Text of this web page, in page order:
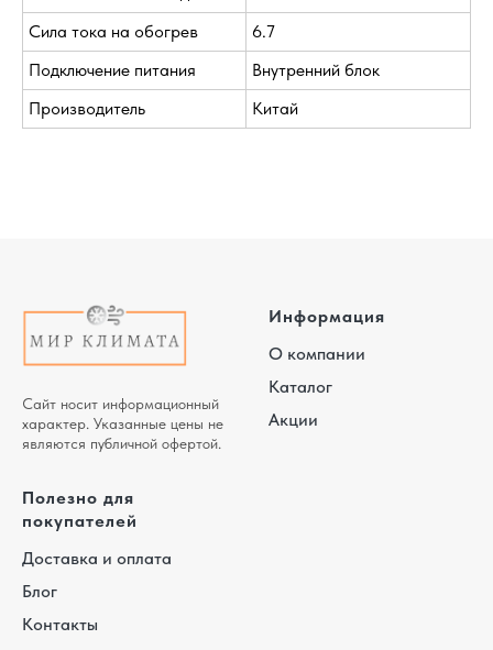
Сила тока на обогрев
6.7
Подключение питания
Внутренний блок
Производитель
Китай
Сайт носит информационный
характер. Указанные цены не
являются публичной офертой.
Информация
О компании
Каталог
Акции
Полезно для
покупателей
Доставка и оплата
Блог
Контакты